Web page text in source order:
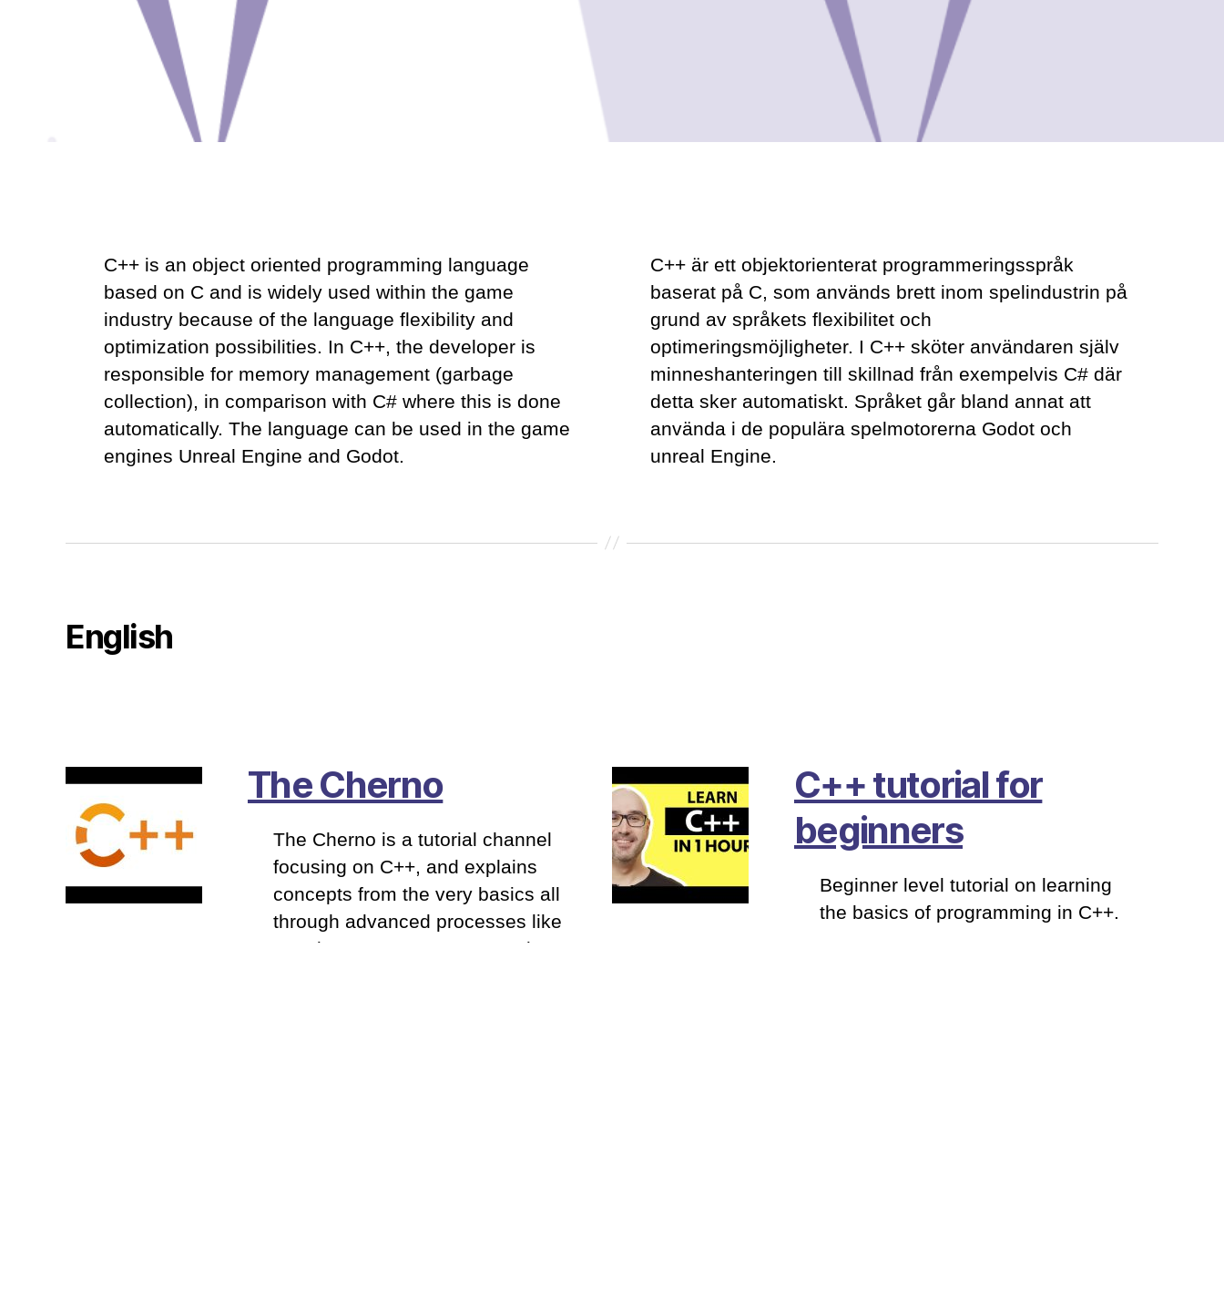
C++ is an object oriented programming language
based on C and is widely used within the game
industry because of the language flexibility and
optimization possibilities. In C++, the developer is
responsible for memory management (garbage
collection), in comparison with C# where this is done
automatically. The language can be used in the game
engines Unreal Engine and Godot.
C++ är ett objektorienterat programmeringsspråk
baserat på C, som används brett inom spelindustrin på
grund av språkets flexibilitet och
optimeringsmöjligheter. I C++ sköter användaren själv
minneshanteringen till skillnad från exempelvis C# där
detta sker automatiskt. Språket går bland annat att
använda i de populära spelmotorerna Godot och
unreal Engine.
English
The Cherno
The Cherno is a tutorial channel
focusing on C++, and explains
concepts from the very basics all
through advanced processes like
creating your own Game Engine.
C++ tutorial for
beginners
Beginner level tutorial on learning
the basics of programming in C++.